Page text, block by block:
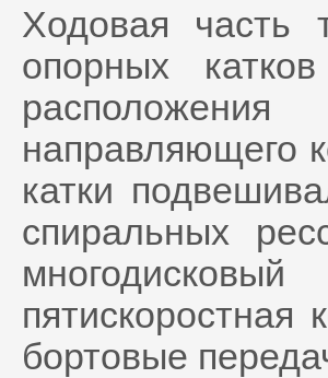
Ходовая часть
опорных
направляющего
катки
спиральных
бортовые